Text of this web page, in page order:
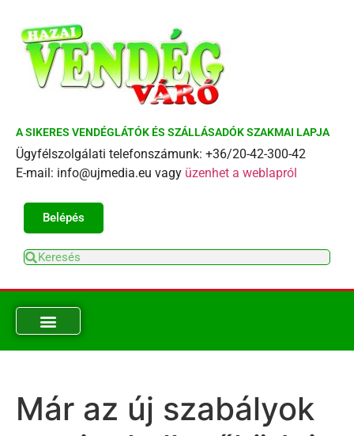
A SIKERES VENDÉGLÁTÓK ÉS SZÁLLÁSADÓK SZAKMAI LAPJA
Ügyfélszolgálati telefonszámunk: +36/20-42-300-42
E-mail: info@ujmedia.eu vagy üzenhet a weblapról
Belépés
Már az új szabályok